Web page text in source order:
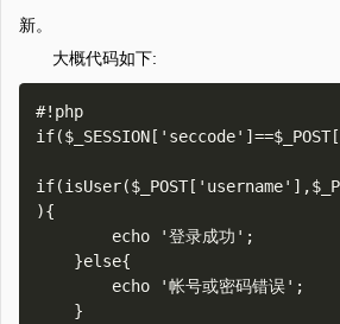
新。
大概代码如下:
#!php
){